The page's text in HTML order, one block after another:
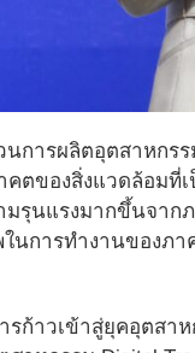
การผลิตอุตสาหกร
ตของสิ่งแวดล้อมที่เ
รุนแรงมากขึ้นจาก
นการทำงานของภา
ก้าวเข้าสู่ยุคอุตสา